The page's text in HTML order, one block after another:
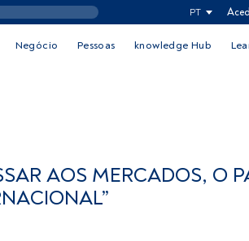
PT
Negócio Pessoas knowledge Hub
AOS MERCADOS, O